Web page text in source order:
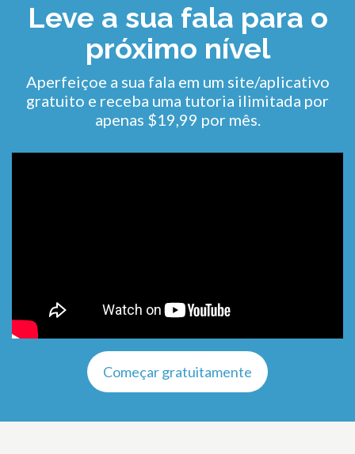
Leve a sua fala para o
próximo nível
Aperfeiçoe a sua fala em um site/aplicativo
gratuito e receba uma tutoria ilimitada por
apenas $19,99 por mês.
Começar gratuitamente